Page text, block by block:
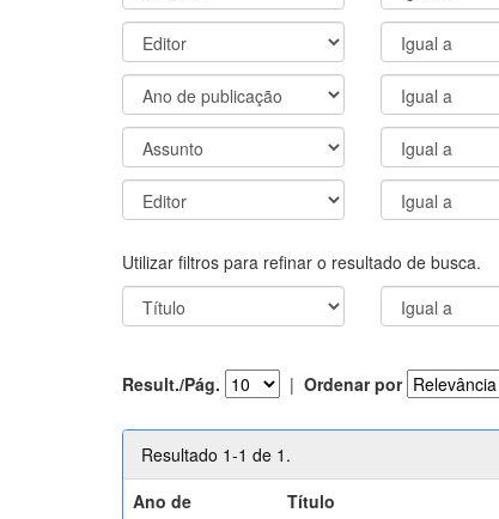
Utilizar filtros para refinar o resultado de busca.
Result./Pág. | Ordenar por
Resultado 1-1 de 1.
Ano de
Título